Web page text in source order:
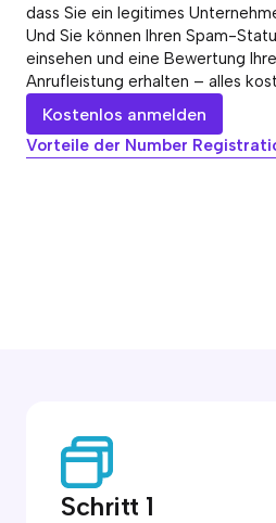
dass Sie ein legitimes
Und Sie können Ihren Spam-
einsehen und eine Bewertung
Anrufleistung erhalten – alles
Kostenlos anmelden
Vorteile der Number
Schritt 1